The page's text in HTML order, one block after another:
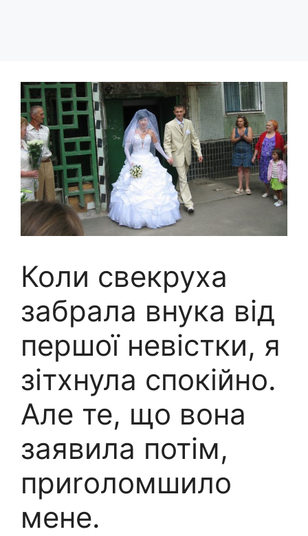
Коли свекруха
забрала внука від
першої невістки, я
зітхнула спокійно.
Але те, що вона
заявила потім,
приrоломшило
мене.